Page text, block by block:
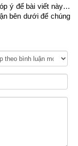
3 tháng. Cụ thể:
ý để bài viết này…
bên dưới để chúng